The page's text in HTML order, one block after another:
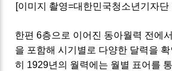
[이미지 촬영=대한민국청소년기자단
한편 6층으로 이어진 동아월력 전에
을 포함해 시기별로 다양한 달력을
히 1929년의 월력에는 월별 표어를